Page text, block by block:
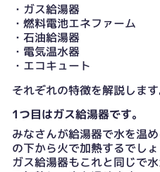
・ガス給湯器
・燃料電池エネファーム
・石油給湯器
・電気温水器
・エコキュート
それぞれの特徴を解説します
1つ目はガス給湯器です。
みなさんが給湯器で水を温
の下から火で加熱するでしょ
ガス給湯器もこれと同じで